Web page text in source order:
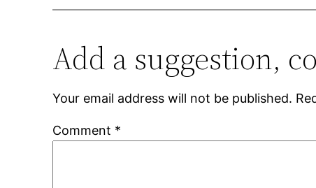
Add a suggestion,
Your email address will not be published.
Comment *